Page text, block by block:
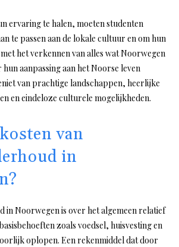
ervaring te halen, moeten studenten
te passen aan de lokale cultuur en om hun
het verkennen van alles wat Noorwegen
aanpassing aan het Noorse leven
van prachtige landschappen, heerlijke
en eindeloze culturele mogelijkheden.
van
in
in Noorwegen is over het algemeen relatief
zoals voedsel, huisvesting en
oplopen. Een rekenmiddel dat door